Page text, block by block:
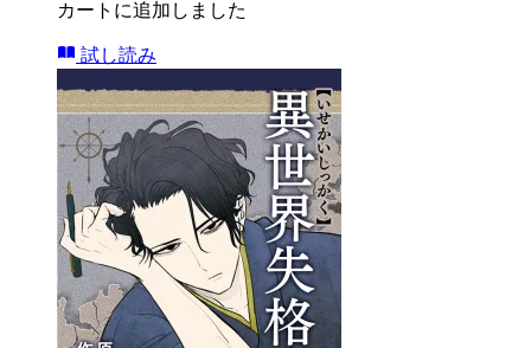
カートに追加しました
試し読み